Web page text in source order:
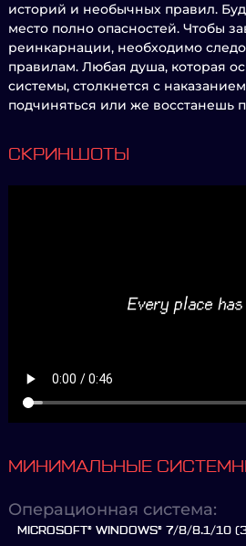
историй и необычных правил.
место полно опасностей. Чтобы
реинкарнации, необходимо
правилам. Любая душа, которая
системы, столкнется с
подчиняться или же восстанешь
СКРИНШОТЫ
МИНИМАЛЬНЫЕ
Операционная система:
MICROSOFT® WINDOWS® 7/8/8.1/10